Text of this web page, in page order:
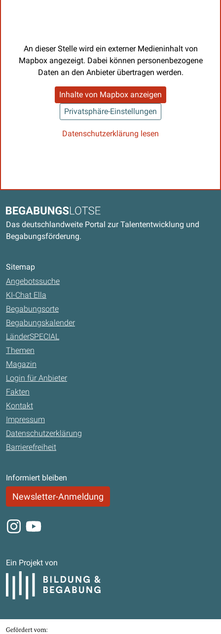
An dieser Stelle wird ein externer Medieninhalt von
Mapbox angezeigt. Dabei können personenbezogene
Daten an den Anbieter übertragen werden.
Inhalte von Mapbox anzeigen
Privatsphäre-Einstellungen
Datenschutzerklärung lesen
Begabungslotse
Das deutschlandweite Portal zur Talententwicklung und
Begabungsförderung.
Sitemap
Angebotssuche
KI-Chat Ella
Begabungsorte
Begabungskalender
LänderSPECIAL
Themen
Magazin
Login für Anbieter
Fakten
Kontakt
Impressum
Datenschutzerklärung
Barrierefreiheit
Informiert bleiben
Newsletter-Anmeldung
Instagram
Youtube
Ein Projekt von
Bildung und Begabung
Bundesministerium für Bildung, Familie, Senioren, Frauen und Jugend